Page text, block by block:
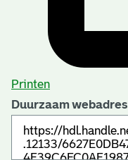
Printen
Duurzaam webadres